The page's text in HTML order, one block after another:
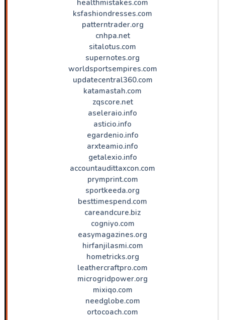
healthmistakes.com
ksfashiondresses.com
patterntrader.org
cnhpa.net
sitalotus.com
supernotes.org
worldsportsempires.com
updatecentral360.com
katamastah.com
zqscore.net
aseleraio.info
asticio.info
egardenio.info
arxteamio.info
getalexio.info
accountaudittaxcon.com
prymprint.com
sportkeeda.org
besttimespend.com
careandcure.biz
cogniyo.com
easymagazines.org
hirfanjilasmi.com
hometricks.org
leathercraftpro.com
microgridpower.org
mixiqo.com
needglobe.com
ortocoach.com